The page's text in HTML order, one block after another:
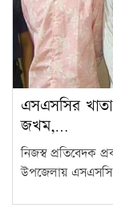
এসএসসির খাতা
জখম,…
নিজস্ব প্রতিবেদক
উপজেলায় এসএসসি